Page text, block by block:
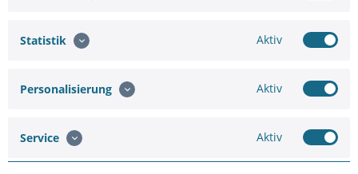
Artikel-Nr.:
Hersteller Artikel-
Statistik Aktiv
Personalisierung Aktiv
Service Aktiv